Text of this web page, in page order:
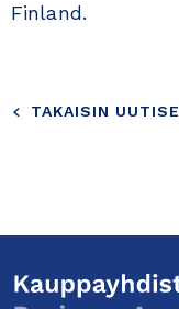
Finland.
TAKAISIN